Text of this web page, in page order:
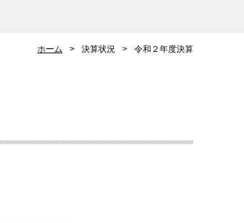
ホーム 決算状況 令和２年度決算